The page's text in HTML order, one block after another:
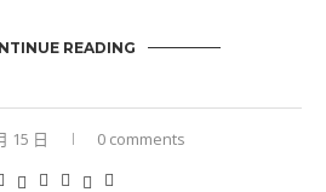
READING
15 日 0 comments